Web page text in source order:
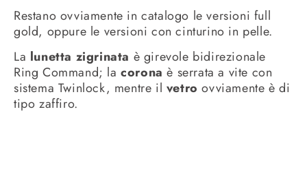
Restano ovviamente in catalogo le versioni full
gold, oppure le versioni con cinturino in pelle.
La lunetta zigrinata è girevole bidirezionale
Ring Command; lacorona è serrata a vite con
sistema Twinlock, mentre il vetro ovviamente è di
tipo zaffiro.